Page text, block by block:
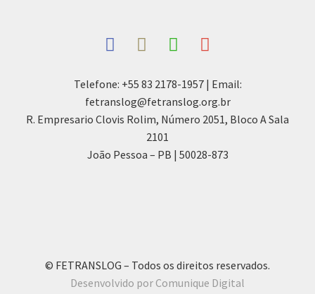
Telefone: +55 83 2178-1957 | Email:
fetranslog@fetranslog.org.br
R. Empresario Clovis Rolim, Número 2051, Bloco A Sala
2101
João Pessoa – PB | 50028-873
© FETRANSLOG – Todos os direitos reservados.
Desenvolvido por Comunique Digital